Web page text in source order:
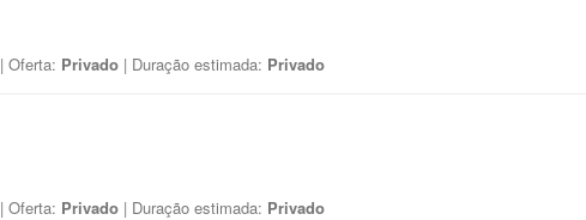
| Oferta: Privado | Duração estimada: Privado
| Oferta: Privado | Duração estimada: Privado